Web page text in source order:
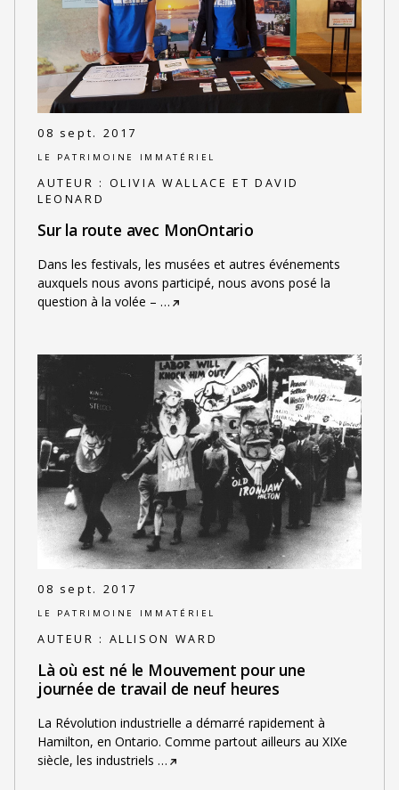
08 sept. 2017
LE PATRIMOINE IMMATÉRIEL
AUTEUR : OLIVIA WALLACE ET DAVID
LEONARD
Sur la route avec MonOntario
Dans les festivals, les musées et autres événements
auxquels nous avons participé, nous avons posé la
question à la volée – …
08 sept. 2017
LE PATRIMOINE IMMATÉRIEL
AUTEUR : ALLISON WARD
Là où est né le Mouvement pour une
journée de travail de neuf heures
La Révolution industrielle a démarré rapidement à
Hamilton, en Ontario. Comme partout ailleurs au XIXe
siècle, les industriels …